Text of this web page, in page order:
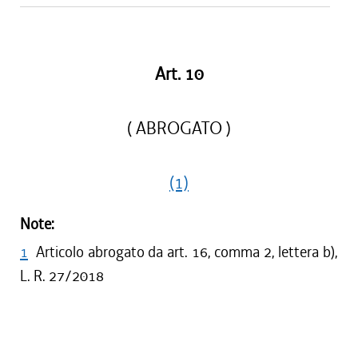
Art. 10
( ABROGATO )
(1)
Note:
1 Articolo abrogato da art. 16, comma 2, lettera b),
L. R. 27/2018